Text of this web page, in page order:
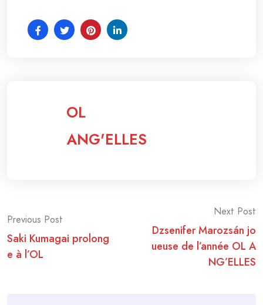
OL
ANG'ELLES
Post
navigation
Previous Post
Saki Kumagai prolong
e à l’OL
Next Post
Dzsenifer Marozsán jo
ueuse de l’année OL A
NG’ELLES